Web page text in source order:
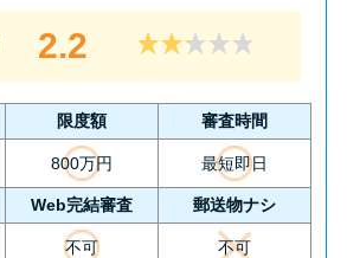
2.2
限度額 審査時間
800万円 最短即日
Web完結審査 郵送物ナシ
不可 不可